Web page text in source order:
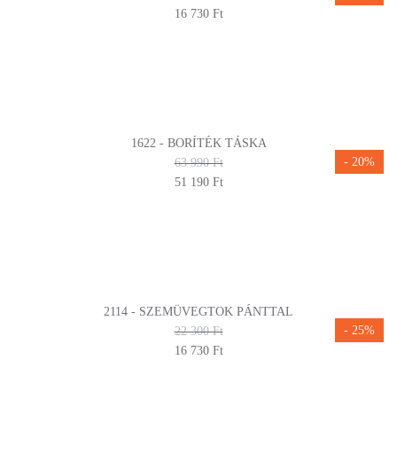
16 730 Ft
1622 - BORÍTÉK TÁSKA
63 990 Ft
51 190 Ft
2114 - SZEMÜVEGTOK PÁNTTAL
22 300 Ft
16 730 Ft
- 20%
- 25%